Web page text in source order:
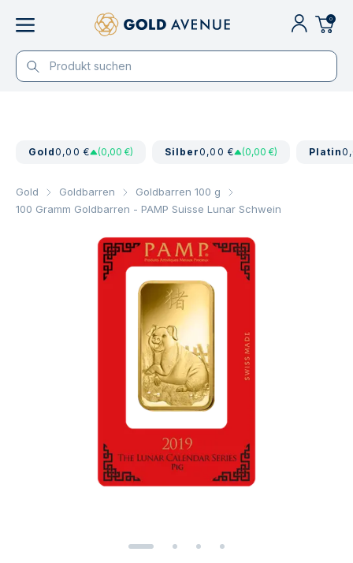
0
Gold0,00 € (0,00 €) Silber0,00 € (0,00 €) Platin
Gold Goldbarren
Goldbarren 100 g
100 Gramm Goldbarren - PAMP Suisse Lunar Schwein